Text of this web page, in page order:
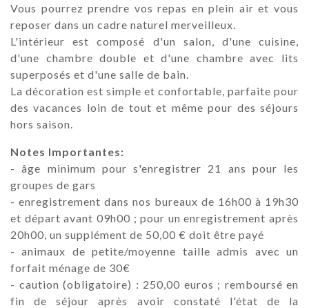
Vous pourrez prendre vos repas en plein air et vous
reposer dans un cadre naturel merveilleux.
L'intérieur est composé d'un salon, d'une cuisine,
d'une chambre double et d'une chambre avec lits
superposés et d'une salle de bain.
La décoration est simple et confortable, parfaite pour
des vacances loin de tout et même pour des séjours
hors saison.
Notes Importantes:
- âge minimum pour s'enregistrer 21 ans pour les
groupes de gars
- enregistrement dans nos bureaux de 16h00 à 19h30
et départ avant 09h00 ; pour un enregistrement après
20h00, un supplément de 50,00 € doit être payé
- animaux de petite/moyenne taille admis avec un
forfait ménage de 30€
- caution (obligatoire) : 250,00 euros ; remboursé en
fin de séjour après avoir constaté l'état de la